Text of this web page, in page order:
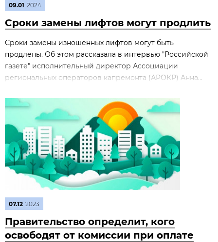
09.01 2024
Сроки замены лифтов могут продлить
Сроки замены изношенных лифтов могут быть
продлены. Об этом рассказала в интервью "Российской
газете" исполнительный директор Ассоциации
региональных операторов капремонта (АРОКР) Анна...
07.12 2023
Правительство определит, кого
освободят от комиссии при оплате